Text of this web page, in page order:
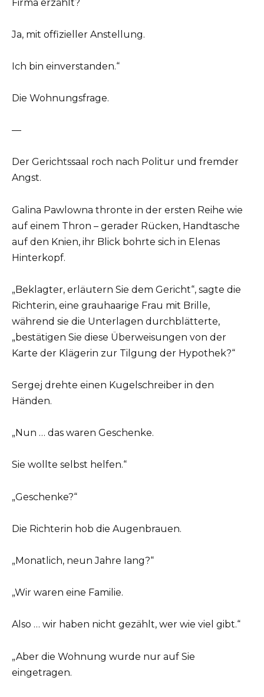
Firma erzählt?
Ja, mit offizieller Anstellung.
Ich bin einverstanden.“
Die Wohnungsfrage.
—
Der Gerichtssaal roch nach Politur und fremder
Angst.
Galina Pawlowna thronte in der ersten Reihe wie
auf einem Thron – gerader Rücken, Handtasche
auf den Knien, ihr Blick bohrte sich in Elenas
Hinterkopf.
„Beklagter, erläutern Sie dem Gericht“, sagte die
Richterin, eine grauhaarige Frau mit Brille,
während sie die Unterlagen durchblätterte,
„bestätigen Sie diese Überweisungen von der
Karte der Klägerin zur Tilgung der Hypothek?“
Sergej drehte einen Kugelschreiber in den
Händen.
„Nun … das waren Geschenke.
Sie wollte selbst helfen.“
„Geschenke?“
Die Richterin hob die Augenbrauen.
„Monatlich, neun Jahre lang?“
„Wir waren eine Familie.
Also … wir haben nicht gezählt, wer wie viel gibt.“
„Aber die Wohnung wurde nur auf Sie
eingetragen.